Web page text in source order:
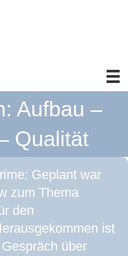
Aufbau –
Qualität
Geplant war
zum Thema
den
ist
über